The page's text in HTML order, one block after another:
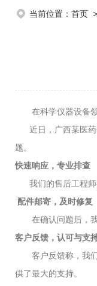
当前位置： 首页 >
在科学仪器设备领
近日，广西某医药
题。
快速响应，专业排查
我们的售后工程师
配件邮寄，及时修复
在确认问题后，我
客户反馈，认可与支
客户反馈称，我们
供了最大的支持。